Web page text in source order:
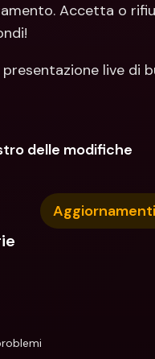
Accetta o
live di
delle modifiche